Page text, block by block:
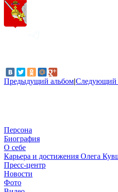
Предыдущий альбом|Следующий
Персона
Биография
О себе
Карьера и достижения Олега
Пресс-центр
Новости
Фото